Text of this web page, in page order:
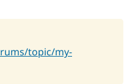
topic/my-